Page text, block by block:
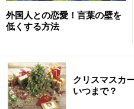
ただ、あまり追い詰めな
で、逃げ込める場所がある
優しく接するようにしよ
て、国際結婚だからとかそ
として国際標準的なんじゃ
に受け入れてくれました」
外国人との恋愛！言葉の壁を
低くする方法
クリスマスカ
いつまで？